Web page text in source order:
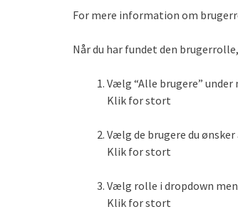
For mere information om
Når du har fundet den
Vælg “Alle brugere” under
Klik for stort
Vælg de brugere du
Klik for stort
Vælg rolle i dropdown
Klik for stort